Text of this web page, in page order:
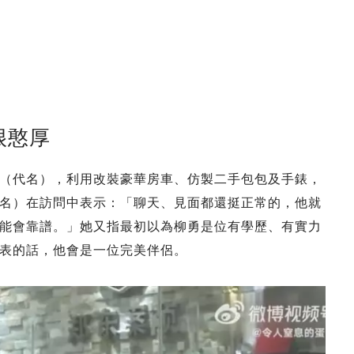
憨厚
代名），利用改裝豪華房車、仿製二手包包及手錶，
）在訪問中表示：「聊天、見面都還挺正常的，他就
會靠譜。」她又指最初以為柳勇是位有學歷、有實力
的話，他會是一位完美伴侶。